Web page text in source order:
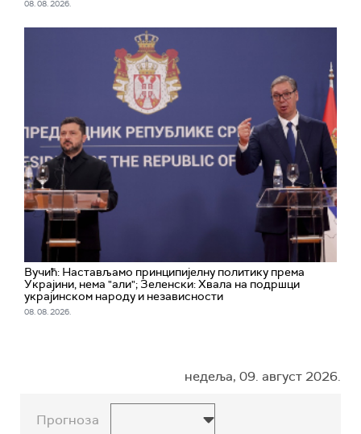
08. 08. 2026.
Вучић: Настављамо принципијелну политику према
Украјини, нема "али"; Зеленски: Хвала на подршци
украјинском народу и независности
08. 08. 2026.
недеља, 09. август 2026.
Прогноза